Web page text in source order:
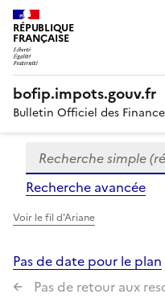
RÉPUBLIQUE
FRANÇAISE
bofip.impots.gouv.fr
Bulletin Officiel des
Formulaire
de
recherche
Recherche simple
Recherche avancée
Voir le fil d'Ariane
Pas de date pour le plan
Pas de retour aux